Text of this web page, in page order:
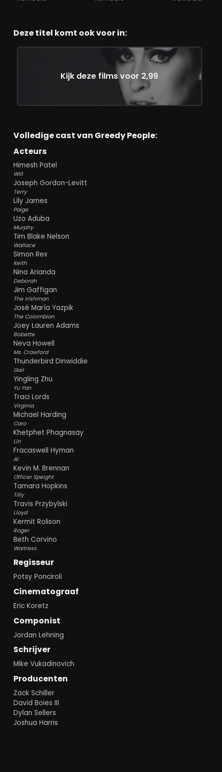
Deze titel komt ook voor in:
Kijk deze films voor 2,99
Volledige cast van Greedy People:
Acteurs
Himesh Patel
Will
Joseph Gordon-Levitt
Terry
Lily James
Paige
Uzo Aduba
Murphy
Tim Blake Nelson
Wallace
Simon Rex
Keith
Nina Arianda
Deborah
Jim Gaffigan
The Irishman
José María Yazpik
The Colombian
Joey Lauren Adams
Bobette
Neva Howell
Ms. Crawford
Thunderbird Dinwiddie
Gail
Yingling Zhu
Yu Yan
Traci Lords
Virginia
Michael Harding
Caro
Khetphet Phagnasay
Lin
Fracaswell Hyman
Al
Kevin M. Brennan
Officer Speight
Tamara Hopkins
Tilly
Travis Przybylski
Lloyd
Kermit Rolison
Roger
Beth Corvino
Waitress
Regisseur
Potsy Ponciroli
Cinematograaf
Eric Koretz
Componist
Jordan Lehning
Schrijver
Mike Vukadinovich
Producenten
Zack Schiller
David Boies III
Dylan Sellers
Joshua Harris